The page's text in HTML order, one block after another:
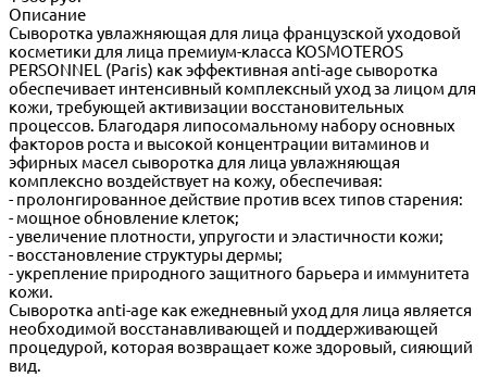
Описание
Сыворотка увлажняющая для лица французской уходовой
косметики для лица премиум-класса KOSMOTEROS
PERSONNEL (Paris) как эффективная anti-age сыворотка
обеспечивает интенсивный комплексный уход за лицом для
кожи, требующей активизации восстановительных
процессов. Благодаря липосомальному набору основных
факторов роста и высокой концентрации витаминов и
эфирных масел сыворотка для лица увлажняющая
комплексно воздействует на кожу, обеспечивая:
- пролонгированное действие против всех типов старения:
- мощное обновление клеток;
- увеличение плотности, упругости и эластичности кожи;
- восстановление структуры дермы;
- укрепление природного защитного барьера и иммунитета
кожи.
Сыворотка anti-age как ежедневный уход для лица является
необходимой восстанавливающей и поддерживающей
процедурой, которая возвращает коже здоровый, сияющий
вид.